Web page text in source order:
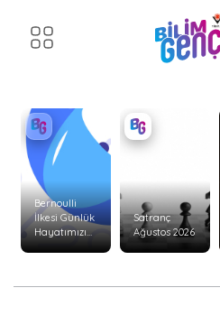
Bernoulli
İlkesi Günlük
Hayatımızı
Nasıl Etkiler?
Satranç
Ağustos 2026